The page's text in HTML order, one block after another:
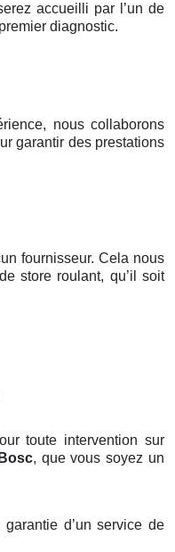
accueilli par l’un de
diagnostic.
nous collaborons
garantir des prestations
fournisseur. Cela nous
store roulant, qu’il soit
toute intervention sur
, que vous soyez un
d’un service de